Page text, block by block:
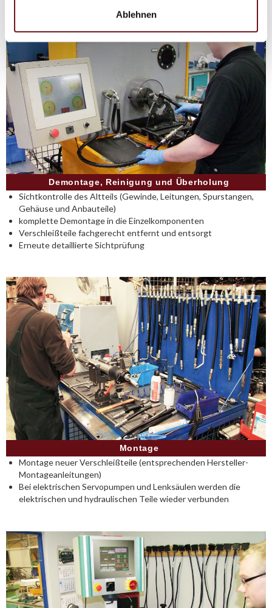
Ablehnen
Demontage, Reinigung und Überholung
Sichtkontrolle des Altteils (Gewinde, Leitungen, Spurstangen,
Gehäuse und Anbauteile)
komplette Demontage in die Einzelkomponenten
Verschleißteile fachgerecht entfernt und entsorgt
Erneute detaillierte Sichtprüfung
Montage
Montage neuer Verschleißteile (entsprechenden Hersteller-
Montageanleitungen)
Bei elektrischen Servopumpen und Lenksäulen werden die
elektrischen und hydraulischen Teile wieder verbunden